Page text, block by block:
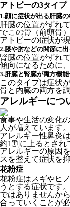
アトピーの3タイプ
1.顔に症状が出る肝臓
肝臓の位置がずれ
でこの骨（前頭骨
アトピーの症状が現
2.膝や肘などの関節に
腎臓の位置がずれ
傾向になるために
3.肝臓と腎臓が両方機
このタイプは症状
骨と内臓の両方を
アレルギーにつ
食事や生活の変化
人が増えています
アレルギー性鼻炎
約1割に上るとされ
アレルギーの原因
スを整えて症状を
花粉症
花粉症はスギやヒ
うとする症状です
ではありませんか
合っていくことが必